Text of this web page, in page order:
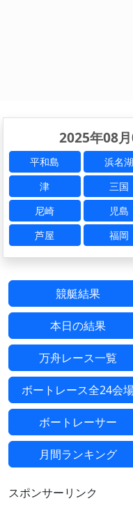
2025年08
平和島 浜名湖
津
三国
尼崎
児島
芦屋
福岡
競艇結果
本日の結果
万舟レース一覧
ボートレース全24会
ボートレーサー
月間ランキング
スポンサーリンク